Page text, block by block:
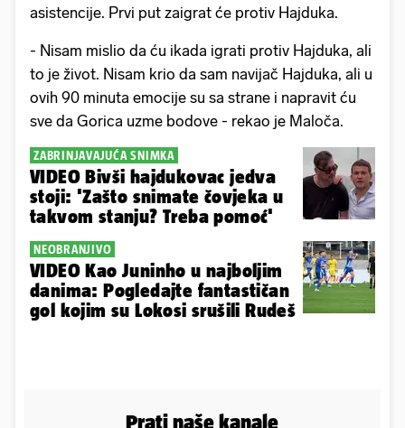
asistencije. Prvi put zaigrat će protiv Hajduka.
- Nisam mislio da ću ikada igrati protiv Hajduka, ali
to je život. Nisam krio da sam navijač Hajduka, ali u
ovih 90 minuta emocije su sa strane i napravit ću
sve da Gorica uzme bodove - rekao je Maloča.
ZABRINJAVAJUĆA SNIMKA
VIDEO Bivši hajdukovac jedva
stoji: 'Zašto snimate čovjeka u
takvom stanju? Treba pomoć'
NEOBRANJIVO
VIDEO Kao Juninho u najboljim
danima: Pogledajte fantastičan
gol kojim su Lokosi srušili Rudeš
Prati naše kanale